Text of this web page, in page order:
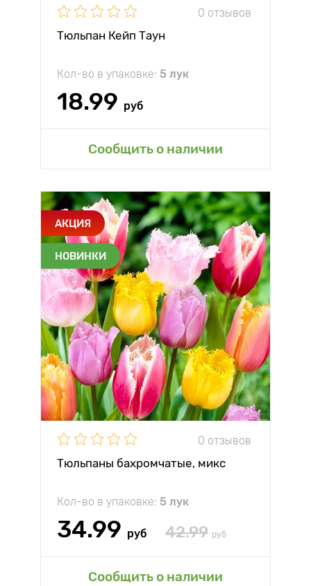
0 отзывов
Тюльпан Кейп Таун
Кол-во в упаковке: 5 лук
18.99 руб
Сообщить о наличии
АКЦИЯ
НОВИНКИ
0 отзывов
Тюльпаны бахромчатые, микс
Кол-во в упаковке: 5 лук
34.99 руб 42.99 руб
Сообщить о наличии